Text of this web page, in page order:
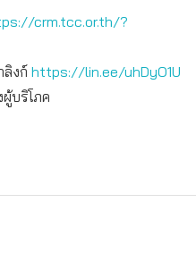
crm.tcc.or.th/?
งก์ https://lin.ee/uhDyO1U
บริโภค